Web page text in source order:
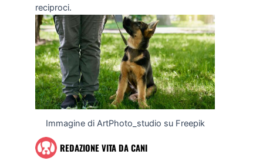
reciproci.
Immagine di ArtPhoto_studio su Freepik
REDAZIONE VITA DA CANI